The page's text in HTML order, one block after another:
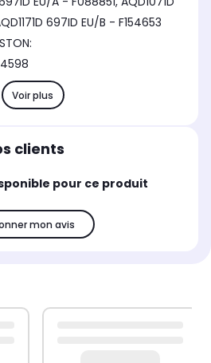
697ID EU/B - F154653
Voir plus
clients
pour ce produit
mon avis